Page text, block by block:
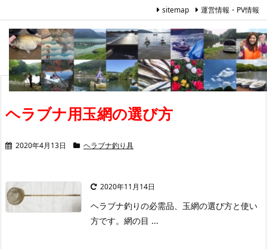
sitemap 運営情報・PV情報
ヘラブナ用玉網の選び方
2020年4月13日 ヘラブナ釣り具
2020年11月14日
ヘラブナ釣りの必需品、玉網の選び方と使い
方です。網の目 ...